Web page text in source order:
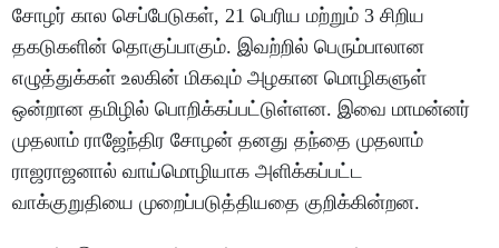
சோழர் கால செப்பேடுகள், 21 பெரிய மற்றும் 3 சிறிய
தகடுகளின் தொகுப்பாகும். இவற்றில் பெரும்பாலான
எழுத்துக்கள் உலகின் மிகவும் அழகான மொழிகளுள்
ஒன்றான தமிழில் பொறிக்கப்பட்டுள்ளன. இவை மாமன்னர்
முதலாம் ராஜேந்திர சோழன் தனது தந்தை முதலாம்
ராஜராஜனால் வாய்மொழியாக அளிக்கப்பட்ட
வாக்குறுதியை முறைப்படுத்தியதை குறிக்கின்றன.